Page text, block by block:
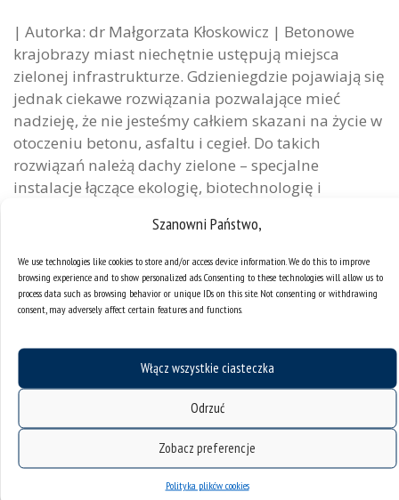
Szanowni Państwo,
We use technologies like cookies to store and/or access device information. We do this to improve
browsing experience and to show personalized ads. Consenting to these technologies will allow us to
process data such as browsing behavior or unique IDs on this site. Not consenting or withdrawing
consent, may adversely affect certain features and functions.
Włącz wszystkie ciasteczka
Odrzuć
Zobacz preferencje
Polityka plików cookies
| Autorka: dr Małgorzata Kłoskowicz | Betonowe
krajobrazy miast niechętnie ustępują miejsca
zielonej infrastrukturze. Gdzieniegdzie pojawiają się
jednak ciekawe rozwiązania pozwalające mieć
nadzieję, że nie jesteśmy całkiem skazani na życie w
otoczeniu betonu, asfaltu i cegieł. Do takich
rozwiązań należą dachy zielone – specjalne
instalacje łączące ekologię, biotechnologię i
tagi :nauki biologiczne